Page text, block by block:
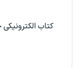
کتاب